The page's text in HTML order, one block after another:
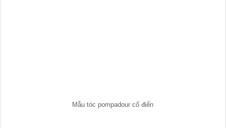
Mẫu tóc pompadour cổ điển